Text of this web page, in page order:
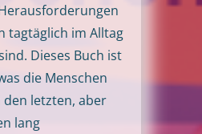
tagtäglich im Alltag
Dieses Buch ist
die Menschen
letzten, aber
lang